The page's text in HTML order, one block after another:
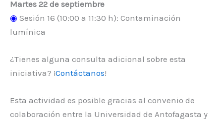
Martes 22 de septiembre
◉ Sesión 16 (10:00 a 11:30 h): Contaminación
lumínica
¿Tienes alguna consulta adicional sobre esta
iniciativa? ¡Contáctanos!
Esta actividad es posible gracias al convenio de
colaboración entre la Universidad de Antofagasta y